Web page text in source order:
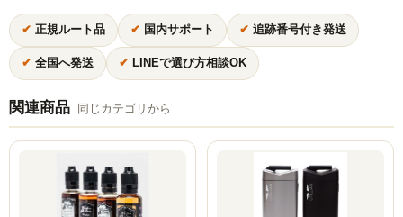
✔ 正規ルート品 ✔ 国内サポート ✔ 追跡番号付き発送
✔ 全国へ発送 ✔ LINEで選び方相談OK
関連商品 同じカテゴリから